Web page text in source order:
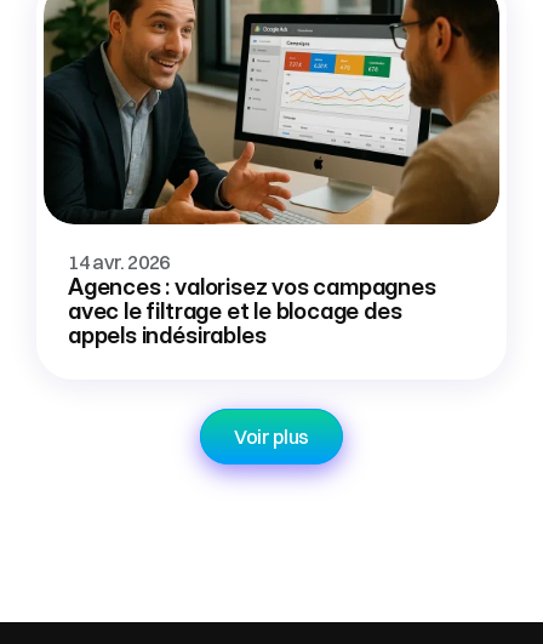
14 avr. 2026
Agences : valorisez vos campagnes
avec le filtrage et le blocage des
appels indésirables
Voir plus